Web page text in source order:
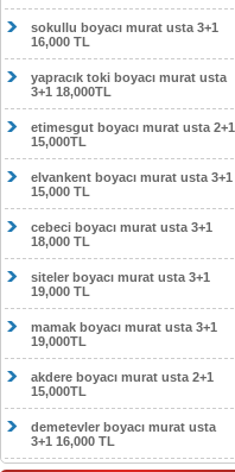
sokullu boyacı murat usta 3+1
16,000 TL
yapracık toki boyacı murat usta
3+1 18,000TL
etimesgut boyacı murat usta 2+1
15,000TL
elvankent boyacı murat usta 3+1
15,000 TL
cebeci boyacı murat usta 3+1
18,000 TL
siteler boyacı murat usta 3+1
19,000 TL
mamak boyacı murat usta 3+1
19,000TL
akdere boyacı murat usta 2+1
15,000TL
demetevler boyacı murat usta
3+1 16,000 TL